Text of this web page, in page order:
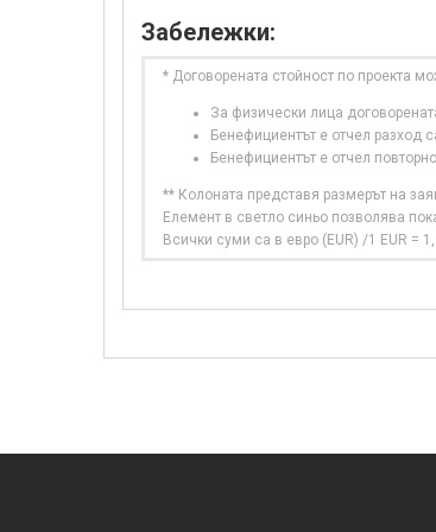
Забележки:
* Договорената стойност по проекта
За физически лица
Бенефициентът е отчел разход
Бенефициентът е отчел
** Колоната представя размерът на
Елемент в светло синьо позволява
Всички суми са в евро (EUR) /1 EUR =